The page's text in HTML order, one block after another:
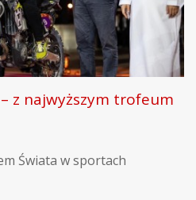
z najwyższym trofeum
Świata w sportach